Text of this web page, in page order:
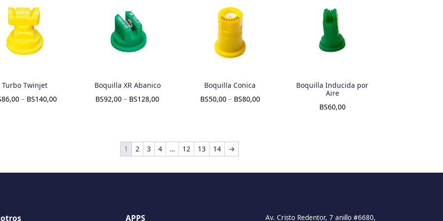
Turbo Twinjet
86,00– BS140,00
Boquilla XR Abanico
BS92,00 – BS128,00
Boquilla Conica
BS50,00– BS80,00
Boquilla Inducida por
Aire
BS60,00
1 2 3 4 … 12 13 14 →
APPS Av. Cristo Redentor, 7 anillo #6680,